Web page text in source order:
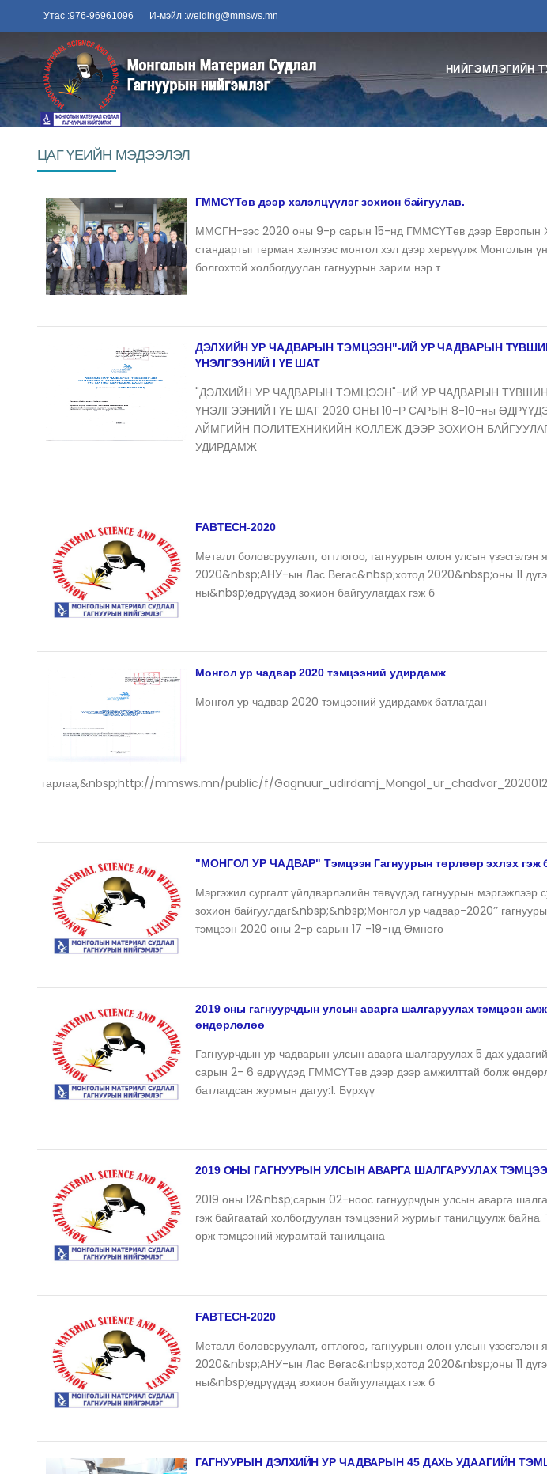
Утас :976-96961096 И-мэйл :welding@mmsws.mn
НИЙГЭМЛЭГИЙН
ЦАГ ҮЕИЙН МЭДЭЭЛЭЛ
ГММСҮТөв дээр хэлэлцүүлэг зохион байгуулав.
ММСГН-ээс 2020 оны 9-р сарын 15-нд ГММСҮТөв дээр Европын
стандартыг герман хэлнээс монгол хэл дээр хөрвүүлж Монголын
болгохтой холбогдуулан гагнуурын зарим нэр т
ДЭЛХИЙН УР ЧАДВАРЫН ТЭМЦЭЭН"-ИЙ УР ЧАДВАРЫН
ҮНЭЛГЭЭНИЙ I ҮЕ ШАТ
"ДЭЛХИЙН УР ЧАДВАРЫН ТЭМЦЭЭН"-ИЙ УР ЧАДВАРЫН
ҮНЭЛГЭЭНИЙ I ҮЕ ШАТ 2020 ОНЫ 10-Р САРЫН 8-10-ны
АЙМГИЙН ПОЛИТЕХНИКИЙН КОЛЛЕЖ ДЭЭР ЗОХИОН
УДИРДАМЖ
FABTECH-2020
Металл боловсруулалт, огтлогоо, гагнуурын олон улсын
2020&nbsp;АНУ-ын Лас Вегас&nbsp;хотод 2020&nbsp;оны 11
ны&nbsp;өдрүүдэд зохион байгуулагдах гэж б
Монгол ур чадвар 2020 тэмцээний удирдамж
Монгол ур чадвар 2020 тэмцээний удирдамж батлагдан
гарлаа,&nbsp;http://mmsws.mn/public/f/
"МОНГОЛ УР ЧАДВАР" Тэмцээн Гагнуурын төрлөөр эхлэх гэж
Мэргэжил сургалт үйлдвэрлэлийн төвүүдэд гагнуурын мэргэжлээр
зохион байгуулдаг&nbsp;&nbsp;Монгол ур чадвар-2020’’
тэмцээн 2020 оны 2-р сарын 17 -19-нд Өмнөго
2019 оны гагнуурчдын улсын аварга шалгаруулах тэмцээн
өндөрлөлөө
Гагнуурчдын ур чадварын улсын аварга шалгаруулах 5 дах
сарын 2- 6 өдрүүдэд ГММСҮТөв дээр дээр амжилттай болж
батлагдсан журмын дагуу:1. Бүрхүү
2019 ОНЫ ГАГНУУРЫН УЛСЫН АВАРГА ШАЛГАРУУЛАХ
2019 оны 12&nbsp;сарын 02-ноос гагнуурчдын улсын аварга
гэж байгаатай холбогдуулан тэмцээний журмыг танилцуулж
орж тэмцээний журамтай танилцана
FABTECH-2020
Металл боловсруулалт, огтлогоо, гагнуурын олон улсын
2020&nbsp;АНУ-ын Лас Вегас&nbsp;хотод 2020&nbsp;оны 11
ны&nbsp;өдрүүдэд зохион байгуулагдах гэж б
ГАГНУУРЫН ДЭЛХИЙН УР ЧАДВАРЫН 45 ДАХЬ УДААГИЙН